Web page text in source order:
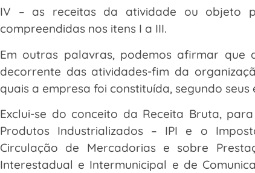
IV – as receitas da atividade ou objeto
compreendidas nos itens I a III.
Em outras palavras, podemos afirmar
decorrente das atividades-fim da
quais a empresa foi constituída, segundo seus
Exclui-se do conceito da Receita Bruta,
Produtos Industrializados – IPI e o
Circulação de Mercadorias e sobre
Interestadual e Intermunicipal e de